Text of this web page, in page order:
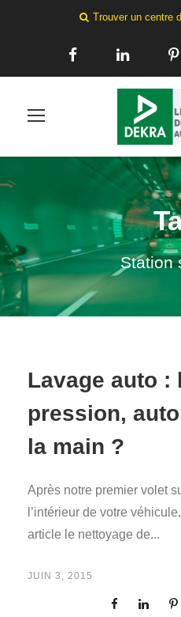
Trouver un centre
Station
Lavage auto :
pression,
la main ?
Après notre premier volet
l’intérieur de votre
article le nettoyage de...
JUIN 3, 2015